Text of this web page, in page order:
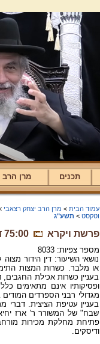
תכנים מרן הרב
עמוד הבית > מרן הרב יצחק רצאבי
וטקסט > תשע"ג
פרשת ויקרא 75:00 דק'
מספר צפיות: 8033
נושאי השיעור: דין הידור
או מלבר. כשרות המצות
בעניין כשרות אכילת
ופסיקותיו אינם מתאימים
מגדולי רבני הספרדים
בעניין עטיפת הציצית.
שבח" של המשורר ר' ארז
פתיחת מחלקת מכירות
ודיסקים.